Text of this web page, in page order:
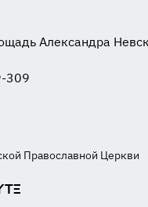
Александра
309
Православной Церкви